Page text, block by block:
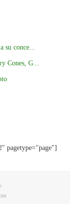
su conce...
Cones, G...
pagetype="page"]